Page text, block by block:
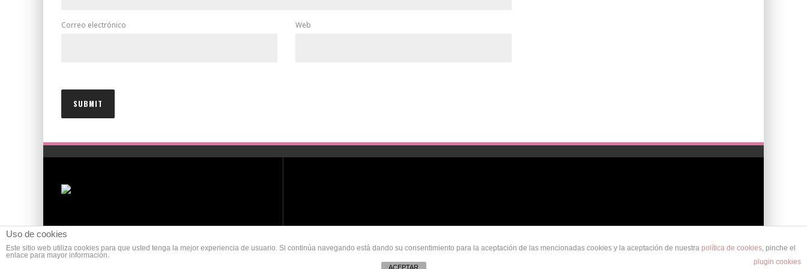
Correo electrónico Web
Uso de cookies
Este sitio web utiliza cookies para que usted tenga la mejor experiencia de usuario. Si continúa navegando está dando su consentimiento para la aceptación de las mencionadas cookies y la aceptación de nuestra política de cookies, pinche el
enlace para mayor información.
plugin cookies
ACEPTAR